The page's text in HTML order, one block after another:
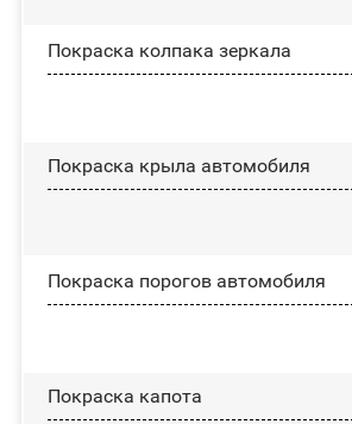
Покраска колпака зеркала
Покраска крыла автомобиля
Покраска порогов автомобиля
Покраска капота